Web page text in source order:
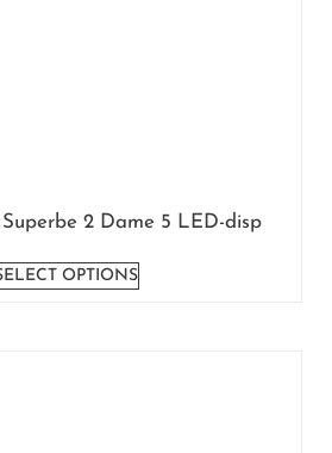
2 Dame 5 LED-disp
OPTIONS